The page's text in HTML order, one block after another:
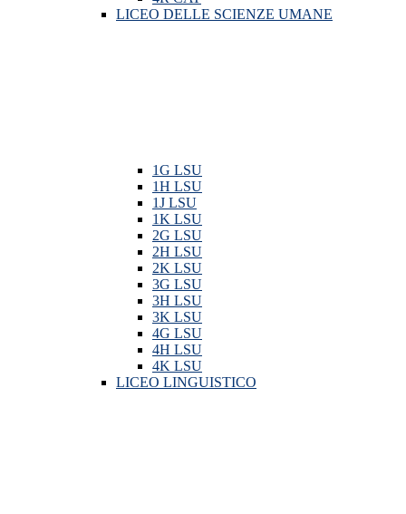
LICEO DELLE SCIENZE UMANE
1G LSU
1H LSU
1J LSU
1K LSU
2G LSU
2H LSU
2K LSU
3G LSU
3H LSU
3K LSU
4G LSU
4H LSU
4K LSU
LICEO LINGUISTICO